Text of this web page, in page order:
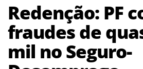
Redenção: PF
fraudes de
mil no Seguro-